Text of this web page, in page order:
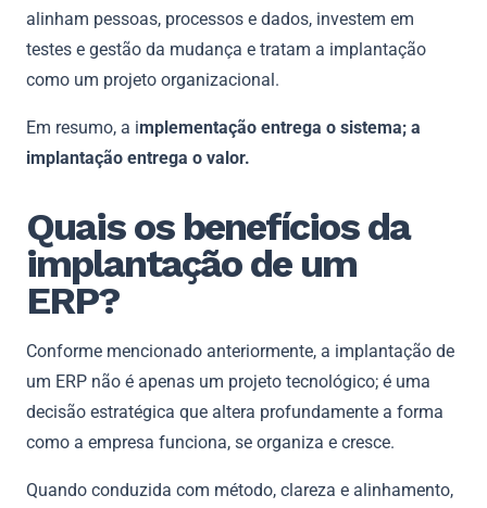
alinham pessoas, processos e dados, investem em
testes e gestão da mudança e tratam a implantação
como um projeto organizacional.
Em resumo, a implementação entrega o sistema; a
implantação entrega o valor.
Quais os benefícios da
implantação de um
ERP?
Conforme mencionado anteriormente, a implantação de
um ERP não é apenas um projeto tecnológico; é uma
decisão estratégica que altera profundamente a forma
como a empresa funciona, se organiza e cresce.
Quando conduzida com método, clareza e alinhamento,